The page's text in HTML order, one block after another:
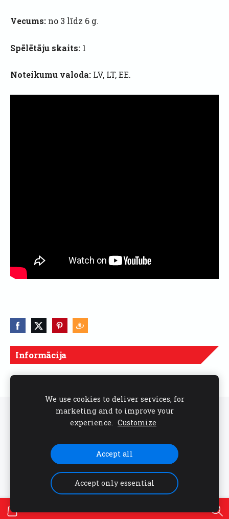
Informācija
Cenas norādītas ar PVN
Vecums: no 3 līdz 6 g.
Spēlētāju skaits: 1
Noteikumu valoda: LV, LT, EE.
Sīkdatnes
Seko mums sociālajos tīklos
We use cookies to deliver services, for
marketing and to improve your
experience. Customize
Accept all
Accept only essential